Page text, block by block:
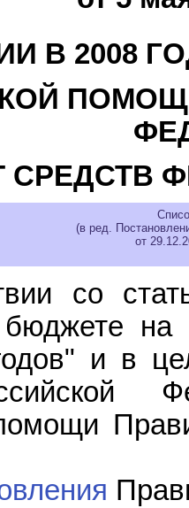
В 2008
СРЕДСТВ
(в ред.
от
со
на
и в